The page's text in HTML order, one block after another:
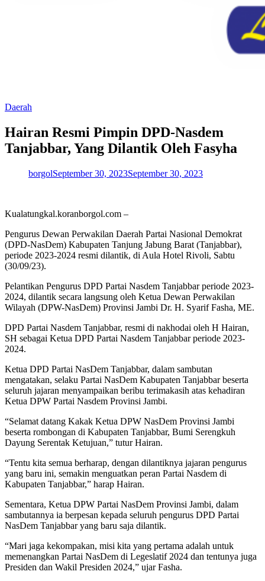
Daerah
Hairan Resmi Pimpin DPD-Nasdem
Tanjabbar, Yang Dilantik Oleh Fasyha
borgolSeptember 30, 2023September 30, 2023
Kualatungkal.koranborgol.com –
Pengurus Dewan Perwakilan Daerah Partai Nasional Demokrat
(DPD-NasDem) Kabupaten Tanjung Jabung Barat (Tanjabbar),
periode 2023-2024 resmi dilantik, di Aula Hotel Rivoli, Sabtu
(30/09/23).
Pelantikan Pengurus DPD Partai Nasdem Tanjabbar periode 2023-
2024, dilantik secara langsung oleh Ketua Dewan Perwakilan
Wilayah (DPW-NasDem) Provinsi Jambi Dr. H. Syarif Fasha, ME.
DPD Partai Nasdem Tanjabbar, resmi di nakhodai oleh H Hairan,
SH sebagai Ketua DPD Partai Nasdem Tanjabbar periode 2023-
2024.
Ketua DPD Partai NasDem Tanjabbar, dalam sambutan
mengatakan, selaku Partai NasDem Kabupaten Tanjabbar beserta
seluruh jajaran menyampaikan beribu terimakasih atas kehadiran
Ketua DPW Partai Nasdem Provinsi Jambi.
“Selamat datang Kakak Ketua DPW NasDem Provinsi Jambi
beserta rombongan di Kabupaten Tanjabbar, Bumi Serengkuh
Dayung Serentak Ketujuan,” tutur Hairan.
“Tentu kita semua berharap, dengan dilantiknya jajaran pengurus
yang baru ini, semakin menguatkan peran Partai Nasdem di
Kabupaten Tanjabbar,” harap Hairan.
Sementara, Ketua DPW Partai NasDem Provinsi Jambi, dalam
sambutannya ia berpesan kepada seluruh pengurus DPD Partai
NasDem Tanjabbar yang baru saja dilantik.
“Mari jaga kekompakan, misi kita yang pertama adalah untuk
memenangkan Partai NasDem di Legeslatif 2024 dan tentunya juga
Presiden dan Wakil Presiden 2024,” ujar Fasha.